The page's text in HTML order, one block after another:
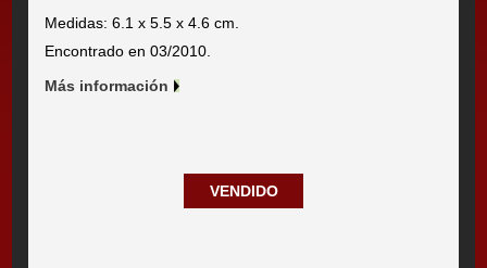
Medidas: 6.1 x 5.5 x 4.6 cm.
Encontrado en 03/2010.
Más información
VENDIDO